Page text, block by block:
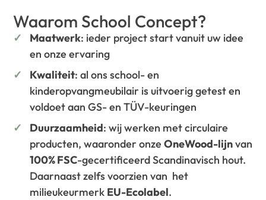
Waarom School Concept?
Maatwerk: ieder project start vanuit uw idee
en onze ervaring
Kwaliteit: al ons school- en
kinderopvangmeubilair is uitvoerig getest en
voldoet aan GS- en TÜV-keuringen
Duurzaamheid: wij werken met circulaire
producten, waaronder onzeOneWood-lijnvan
100% FSC-gecertificeerd Scandinavisch hout.
Daarnaast zelfs voorzien van het
milieukeurmerk EU-Ecolabel.